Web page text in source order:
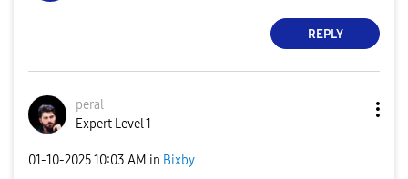
REPLY
peral
Expert Level 1
‎01-10-202510:03 AM in Bixby